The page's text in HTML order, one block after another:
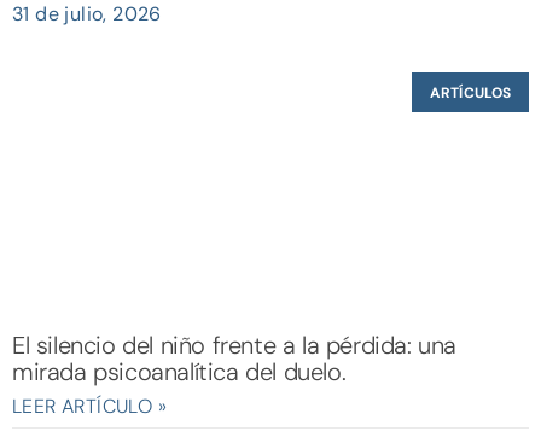
31 de julio, 2026
ARTÍCULOS
El silencio del niño frente a la pérdida: una
mirada psicoanalítica del duelo.
LEER ARTÍCULO »